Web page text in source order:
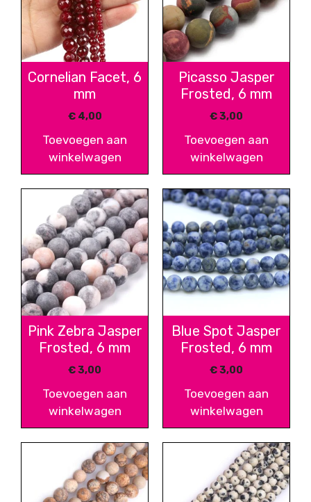
Cornelian Facet, 6
mm
€4,00
Toevoegen aan
winkelwagen
Picasso Jasper
Frosted, 6 mm
€3,00
Toevoegen aan
winkelwagen
Pink Zebra Jasper
Frosted, 6 mm
€3,00
Toevoegen aan
winkelwagen
Blue Spot Jasper
Frosted, 6 mm
€3,00
Toevoegen aan
winkelwagen